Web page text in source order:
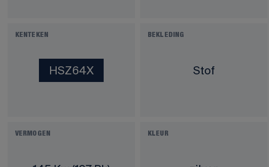
KENTEKEN
HSZ64X
BEKLEDING
Stof
VERMOGEN KLEUR